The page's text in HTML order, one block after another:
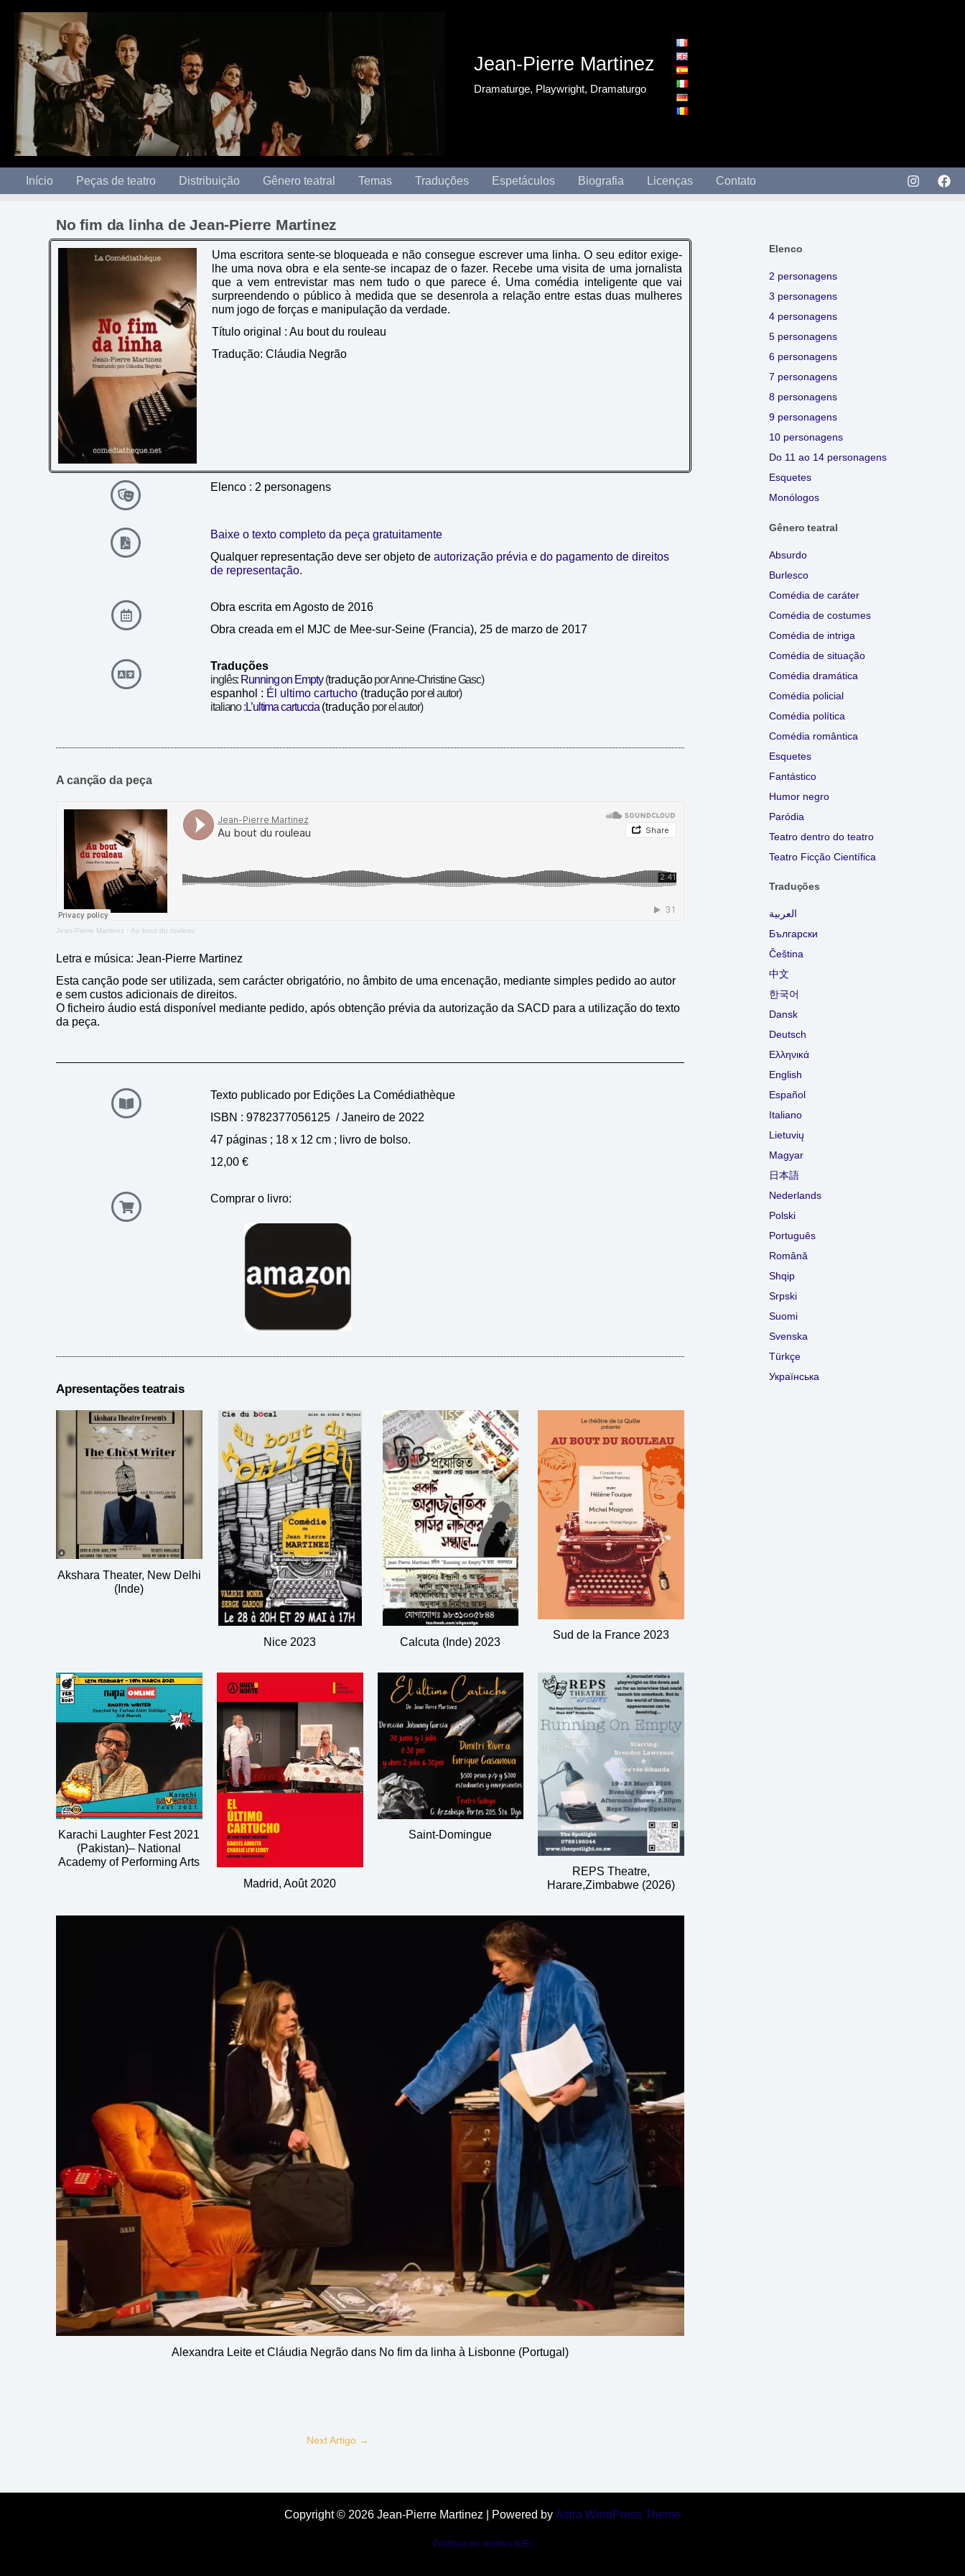
content
Jean-Pierre Martinez
Dramaturge, Playwright, Dramaturgo
Início Peças de teatro Distribuição Gênero teatral Temas Traduções Espetáculos Biografia Licenças Contato
No fim da linha de Jean-Pierre Martinez
Uma escritora sente-se bloqueada e não consegue escrever uma linha. O seu editor exige-
lhe uma nova obra e ela sente-se incapaz de o fazer. Recebe uma visita de uma jornalista
que a vem entrevistar mas nem tudo o que parece é. Uma comédia inteligente que vai
surpreendendo o público à medida que se desenrola a relação entre estas duas mulheres
num jogo de forças e manipulação da verdade.
Título original : Au bout du rouleau
Tradução: Cláudia Negrão
Elenco : 2 personagens
Baixe o texto completo da peça gratuitamente
Qualquer representação deve ser objeto de autorização prévia e do pagamento de direitos
de representação.
Obra escrita em Agosto de 2016
Obra creada em el MJC de Mee-sur-Seine (Francia), 25 de marzo de 2017
Traduções
inglês: Running on Empty(traduçãopor Anne-Christine Gasc)
espanhol : Él ultimo cartucho (tradução por el autor)
italiano :L’ultima cartuccia (tradução por el autor)
A canção da peça
Jean-Pierre Martinez · Au bout du rouleau
Letra e música: Jean-Pierre Martinez
Esta canção pode ser utilizada, sem carácter obrigatório, no âmbito de uma encenação, mediante simples pedido ao autor
e sem custos adicionais de direitos.
O ficheiro áudio está disponível mediante pedido, após obtenção prévia da autorização da SACD para a utilização do texto
da peça.
Texto publicado por Edições La Comédiathèque
ISBN : 9782377056125 / Janeiro de 2022
47 páginas ; 18 x 12 cm ; livro de bolso.
12,00 €
Comprar o livro:
Apresentações teatrais
Akshara Theater, New Delhi
(Inde)
Nice 2023 Calcuta (Inde) 2023
Sud de la France 2023
Karachi Laughter Fest 2021
(Pakistan)– National
Academy of Performing Arts
Madrid, Août 2020
Saint-Domingue
REPS Theatre,
Harare,Zimbabwe (2026)
Alexandra Leite et Cláudia Negrão dans No fim da linha à Lisbonne (Portugal)
Next Artigo →
Elenco
2 personagens
3 personagens
4 personagens
5 personagens
6 personagens
7 personagens
8 personagens
9 personagens
10 personagens
Do 11 ao 14 personagens
Esquetes
Monólogos
Gênero teatral
Absurdo
Burlesco
Comédia de caráter
Comédia de costumes
Comédia de intriga
Comédia de situação
Comédia dramática
Comédia policial
Comédia política
Comédia romântica
Esquetes
Fantástico
Humor negro
Paródia
Teatro dentro do teatro
Teatro Ficção Científica
Traduções
العربية
Български
Čeština
中文
한국어
Dansk
Deutsch
Ελληνικά
English
Español
Italiano
Lietuvių
Magyar
日本語
Nederlands
Polski
Português
Română
Shqip
Srpski
Suomi
Svenska
Türkçe
Українська
Copyright © 2026 Jean-Pierre Martinez | Powered by Astra WordPress Theme
Politique de cookies (UE)